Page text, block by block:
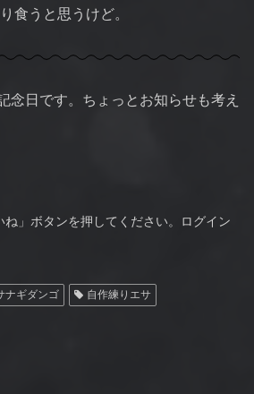
食うと思うけど。
念日です。ちょっとお知らせも考え
」ボタンを押してください。ログイン
ナギダンゴ 自作練りエサ